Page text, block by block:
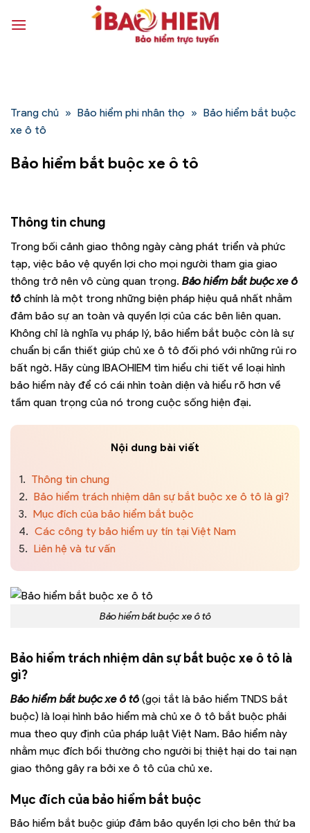
qua
Trang chủ » Bảo hiểm phi nhân thọ » Bảo hiểm bắt buộc
xe ô tô
Bảo hiểm bắt buộc xe ô tô
Thông tin chung
Trong bối cảnh giao thông ngày càng phát triển và phức
tạp, việc bảo vệ quyền lợi cho mọi người tham gia giao
thông trở nên vô cùng quan trọng. Bảo hiểm bắt buộc xe ô
tô chính là một trong những biện pháp hiệu quả nhất nhằm
đảm bảo sự an toàn và quyền lợi của các bên liên quan.
Không chỉ là nghĩa vụ pháp lý, bảo hiểm bắt buộc còn là sự
chuẩn bị cần thiết giúp chủ xe ô tô đối phó với những rủi ro
bất ngờ. Hãy cùng IBAOHIEM tìm hiểu chi tiết về loại hình
bảo hiểm này để có cái nhìn toàn diện và hiểu rõ hơn về
tầm quan trọng của nó trong cuộc sống hiện đại.
Nội dung bài viết
1. Thông tin chung
2. Bảo hiểm trách nhiệm dân sự bắt buộc xe ô tô là gì?
3. Mục đích của bảo hiểm bắt buộc
4. Các công ty bảo hiểm uy tín tại Việt Nam
5. Liên hệ và tư vấn
Bảo hiểm bắt buộc xe ô tô
Bảo hiểm trách nhiệm dân sự bắt buộc xe ô tô là
gì?
Bảo hiểm bắt buộc xe ô tô (gọi tắt là bảo hiểm TNDS bắt
buộc) là loại hình bảo hiểm mà chủ xe ô tô bắt buộc phải
mua theo quy định của pháp luật Việt Nam. Bảo hiểm này
nhằm mục đích bồi thường cho người bị thiệt hại do tai nạn
giao thông gây ra bởi xe ô tô của chủ xe.
Mục đích của bảo hiểm bắt buộc
Bảo hiểm bắt buộc giúp đảm bảo quyền lợi cho bên thứ ba